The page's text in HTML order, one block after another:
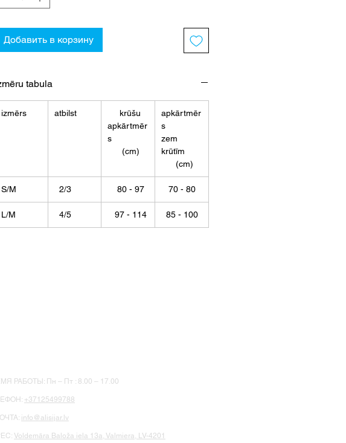
Добавить в корзину
tabula
izmērs atbilst
krūšu
apkārtmēr
s
(cm)
apkārtmēr
s
zem
krūtīm
(cm)
S/M 2/3 80 - 97 70 - 80
L/M 4/5 97 - 114 85 - 100
РАБОТЫ: Пн – Пт : 8.00 – 17.00
+37125499788
info@alisijar.lv
Voldemāra Baloža iela 13a, Valmiera, LV-4201